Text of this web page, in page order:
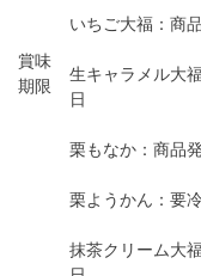
賞味
期限
いちご大福：商
生キャラメル大
日
栗もなか：商品
栗ようかん：要
抹茶クリーム大